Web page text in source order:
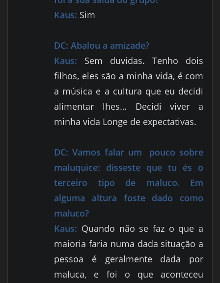
Kaus: Sim
DC: Abalou a amizade?
Kaus:
Sem duvidas. Tenho dois
filhos, eles são a minha vida, é com
a música e a cultura que eu decidi
alimentar lhes… Decidi viver a
minha vida Longe de expectativas.
DC: Vamos falar um
pouco sobre
maluquice: disseste que tu és o
terceiro tipo de maluco. Em
alguma altura foste dado como
maluco?
Kaus: Quando não se faz o que a
maioria faria numa dada situação a
pessoa é geralmente dada por
maluca, e foi o que aconteceu